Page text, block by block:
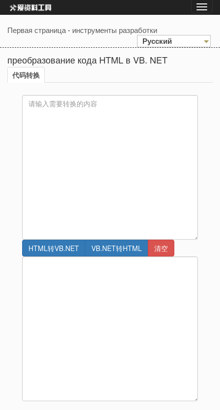
Первая страница- инструменты разработки
Русский
преобразование кода HTML в VB. NET
代码转换
HTML转VB.NET VB.NET转HTML 清空